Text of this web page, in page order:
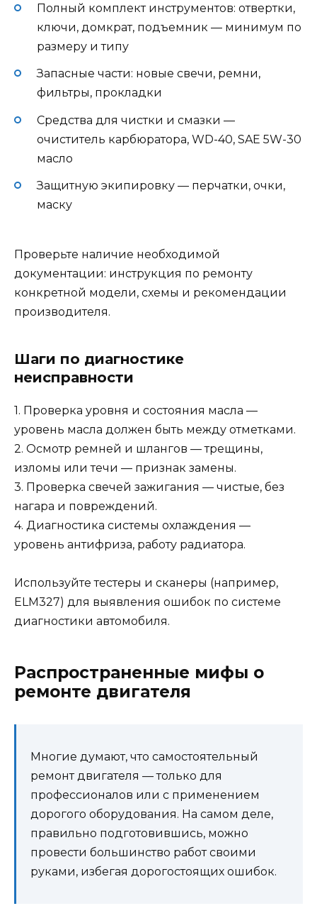
Полный комплект инструментов: отвертки,
ключи, домкрат, подъемник — минимум по
размеру и типу
Запасные части: новые свечи, ремни,
фильтры, прокладки
Средства для чистки и смазки —
очиститель карбюратора, WD-40, SAE 5W-30
масло
Защитную экипировку — перчатки, очки,
маску
Проверьте наличие необходимой
документации: инструкция по ремонту
конкретной модели, схемы и рекомендации
производителя.
Шаги по диагностике
неисправности
1. Проверка уровня и состояния масла —
уровень масла должен быть между отметками.
2. Осмотр ремней и шлангов — трещины,
изломы или течи — признак замены.
3. Проверка свечей зажигания — чистые, без
нагара и повреждений.
4. Диагностика системы охлаждения —
уровень антифриза, работу радиатора.
Используйте тестеры и сканеры (например,
ELM327) для выявления ошибок по системе
диагностики автомобиля.
Распространенные мифы о
ремонте двигателя
Многие думают, что самостоятельный
ремонт двигателя — только для
профессионалов или с применением
дорогого оборудования. На самом деле,
правильно подготовившись, можно
провести большинство работ своими
руками, избегая дорогостоящих ошибок.